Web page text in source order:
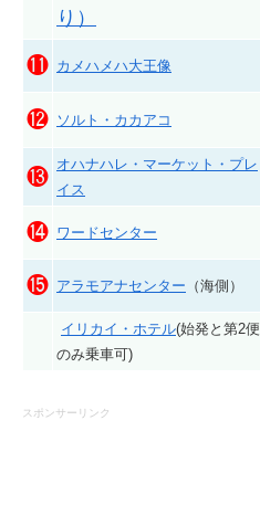
り）
⓫ カメハメハ大王像
⓬ ソルト・カカアコ
⓭
オハナハレ・マーケット・プレ
イス
⓮ ワードセンター
⓯ アラモアナセンター （海側）
イリカイ・ホテル(始発と第2便
のみ乗車可)
スポンサーリンク